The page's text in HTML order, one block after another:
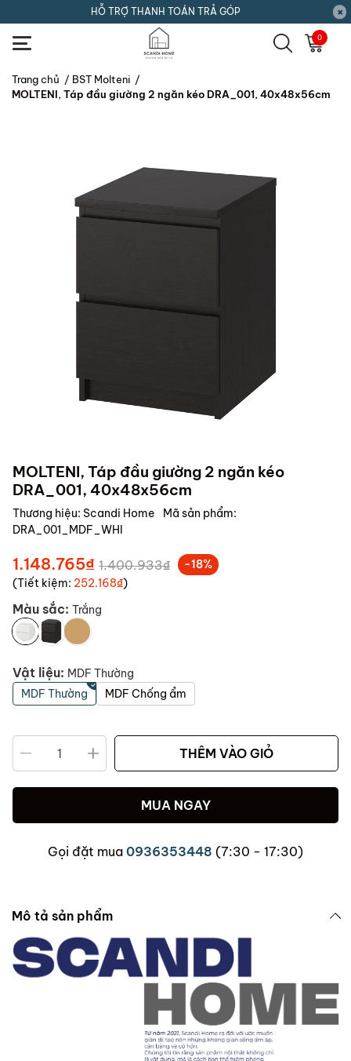
HỖ TRỢ THANH TOÁN TRẢ GÓP
0
Trang chủ / BST Molteni /
MOLTENI, Táp đầu giường 2 ngăn kéo DRA_001, 40x48x56cm
MOLTENI, Táp đầu giường 2 ngăn kéo
DRA_001, 40x48x56cm
Thương hiệu: Scandi Home
Mã sản phẩm:
DRA_001_MDF_WHI
1.148.765₫ 1.400.933₫
-18%
(Tiết kiệm: 252.168₫)
Màu sắc: Trắng
Vật liệu: MDF Thường
MDF Thường
MDF Chống ẩm
THÊM VÀO GIỎ
MUA NGAY
Gọi đặt mua 0936353448 (7:30 - 17:30)
Mô tả sản phẩm